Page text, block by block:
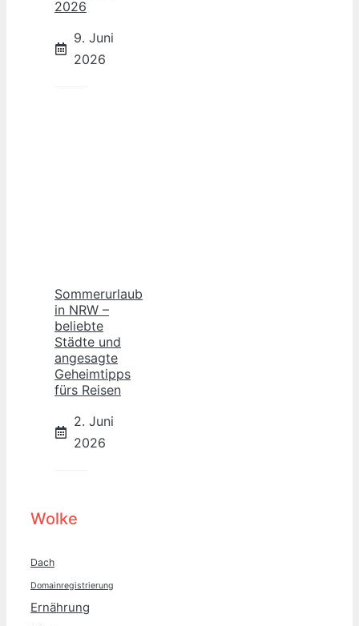
2026
9. Juni
2026
Sommerurlaub
in NRW –
beliebte
Städte und
angesagte
Geheimtipps
fürs Reisen
2. Juni
2026
Wolke
Dach
Domainregistrierung
Ernährung